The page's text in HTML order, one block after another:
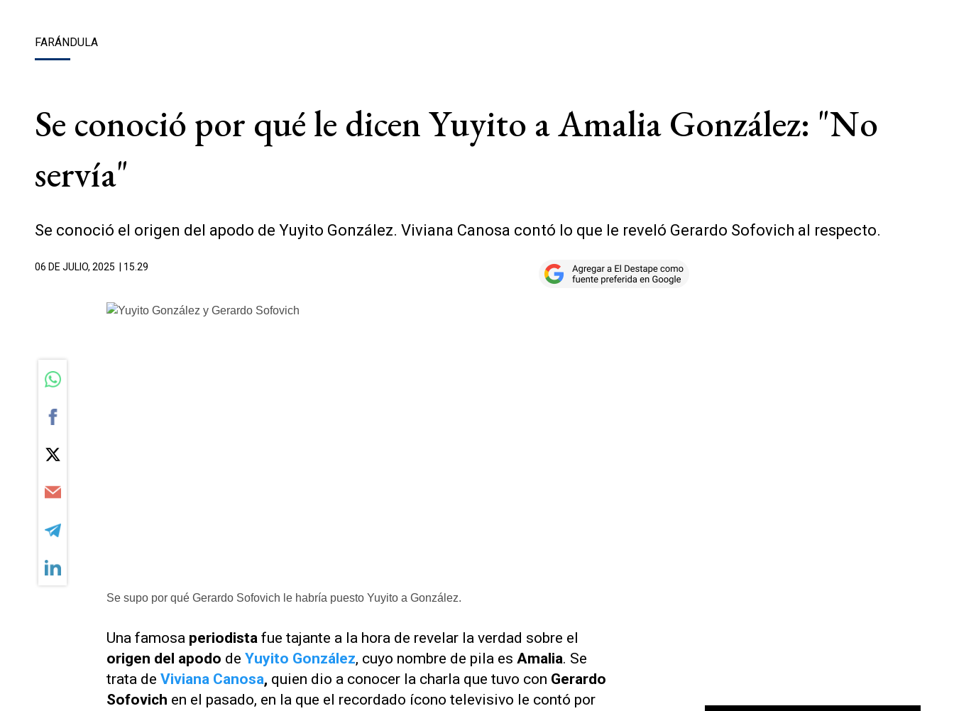
FARÁNDULA
Se conoció por qué le dicen Yuyito a Amalia González: "No
servía"
Se conoció el origen del apodo de Yuyito González. Viviana Canosa contó lo que le reveló Gerardo Sofovich al respecto.
06 DE JULIO, 2025 | 15.29
Se supo por qué Gerardo Sofovich le habría puesto Yuyito a González.
Una famosa periodista fue tajante a la hora de revelar la verdad sobre el
origen del apodo de Yuyito González, cuyo nombre de pila es Amalia. Se
trata de Viviana Canosa, quien dio a conocer la charla que tuvo con Gerardo
Sofovich en el pasado, en la que el recordado ícono televisivo le contó por